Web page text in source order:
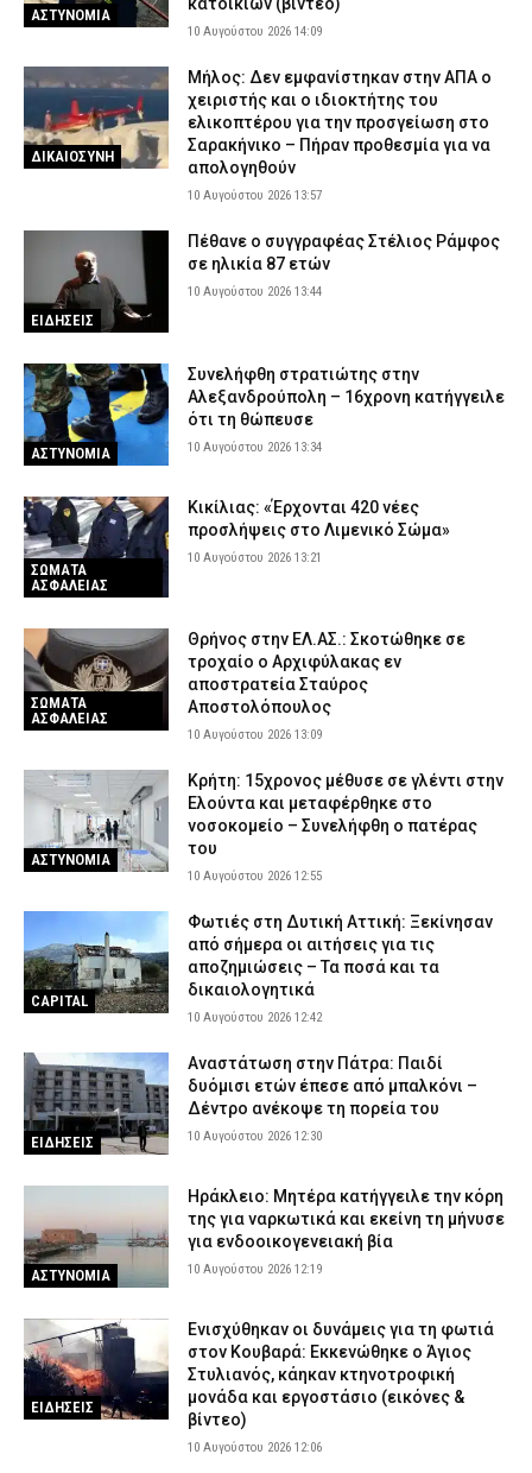
απατεώνες, θα γίνει σεισμός»
10 Αυγούστου 2026 07:49
Το «ελληνικό FBI» ψάχνει τα «πιστόλια» του «Έντικ» – Η
μπαζούκα από τη Ρωσία και ο εκβιασμός για ένα εκατ. ευρώ
ΑΣΤΥΝΟΜΙΑ 10 Αυγούστου 2026 07:35
Εορτολόγιο: Ποιος γιορτάζει σήμερα, Δευτέρα 10 Αυγούστου
10 Αυγούστου 2026 07:22
Τα «σπιτάκια» της ανακύκλωσης: Από τους ΑΝΕΛ στον
Μητσοτάκη – Οι εξαφανισμένοι υπουργοί της ΝΔ
ΠΟΛΙΤΙΚΗ 10 Αυγούστου 2026 07:10
ΔΕΔΔΗΕ: Πού θα σημειωθούν διακοπές ρεύματος σήμερα (10/8)
ΕΙΔΗΣΕΙΣ 10 Αυγούστου 2026 04:00
ΑΣΤΥΝΟΜΙΑ
κατοικιών (βίντεο)
10 Αυγούστου 2026 14:09
ΔΙΚΑΙΟΣΥΝΗ
Μήλος: Δεν εμφανίστηκαν στην ΑΠΑ ο
χειριστής και ο ιδιοκτήτης του
ελικοπτέρου για την προσγείωση στο
Σαρακήνικο – Πήραν προθεσμία για να
απολογηθούν
10 Αυγούστου 2026 13:57
ΕΙΔΗΣΕΙΣ
Πέθανε ο συγγραφέας Στέλιος Ράμφος
σε ηλικία 87 ετών
10 Αυγούστου 2026 13:44
ΑΣΤΥΝΟΜΙΑ
Συνελήφθη στρατιώτης στην
Αλεξανδρούπολη – 16χρονη κατήγγειλε
ότι τη θώπευσε
10 Αυγούστου 2026 13:34
ΣΩΜΑΤΑ
ΑΣΦΑΛΕΙΑΣ
Κικίλιας: «Έρχονται 420 νέες
προσλήψεις στο Λιμενικό Σώμα»
10 Αυγούστου 2026 13:21
ΣΩΜΑΤΑ
ΑΣΦΑΛΕΙΑΣ
Θρήνος στην ΕΛ.ΑΣ.: Σκοτώθηκε σε
τροχαίο ο Αρχιφύλακας εν
αποστρατεία Σταύρος
Αποστολόπουλος
10 Αυγούστου 2026 13:09
ΑΣΤΥΝΟΜΙΑ
Κρήτη: 15χρονος μέθυσε σε γλέντι στην
Ελούντα και μεταφέρθηκε στο
νοσοκομείο – Συνελήφθη ο πατέρας
του
10 Αυγούστου 2026 12:55
CAPITAL
Φωτιές στη Δυτική Αττική: Ξεκίνησαν
από σήμερα οι αιτήσεις για τις
αποζημιώσεις – Τα ποσά και τα
δικαιολογητικά
10 Αυγούστου 2026 12:42
ΕΙΔΗΣΕΙΣ
Αναστάτωση στην Πάτρα: Παιδί
δυόμισι ετών έπεσε από μπαλκόνι –
Δέντρο ανέκοψε τη πορεία του
10 Αυγούστου 2026 12:30
ΑΣΤΥΝΟΜΙΑ
Ηράκλειο: Μητέρα κατήγγειλε την κόρη
της για ναρκωτικά και εκείνη τη μήνυσε
για ενδοοικογενειακή βία
10 Αυγούστου 2026 12:19
ΕΙΔΗΣΕΙΣ
Ενισχύθηκαν οι δυνάμεις για τη φωτιά
στον Κουβαρά: Εκκενώθηκε ο Άγιος
Στυλιανός, κάηκαν κτηνοτροφική
μονάδα και εργοστάσιο (εικόνες &
βίντεο)
10 Αυγούστου 2026 12:06